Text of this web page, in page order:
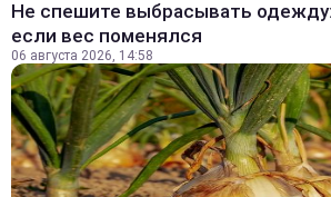
Не спешите выбрасывать
если вес поменялся
06 августа 2026, 14:58